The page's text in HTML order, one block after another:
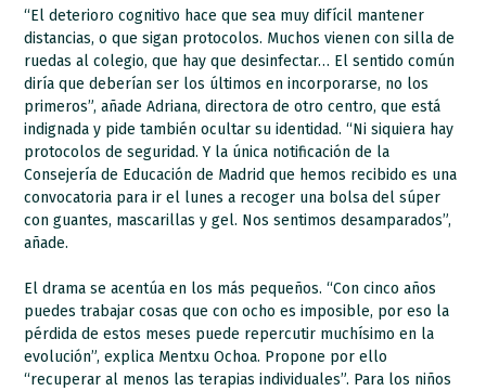
“El deterioro cognitivo hace que sea muy difícil mantener
distancias, o que sigan protocolos. Muchos vienen con silla de
ruedas al colegio, que hay que desinfectar… El sentido común
diría que deberían ser los últimos en incorporarse, no los
primeros”, añade Adriana, directora de otro centro, que está
indignada y pide también ocultar su identidad. “Ni siquiera hay
protocolos de seguridad. Y la única notificación de la
Consejería de Educación de Madrid que hemos recibido es una
convocatoria para ir el lunes a recoger una bolsa del súper
con guantes, mascarillas y gel. Nos sentimos desamparados”,
añade.
El drama se acentúa en los más pequeños. “Con cinco años
puedes trabajar cosas que con ocho es imposible, por eso la
pérdida de estos meses puede repercutir muchísimo en la
evolución”, explica Mentxu Ochoa. Propone por ello
“recuperar al menos las terapias individuales”. Para los niños